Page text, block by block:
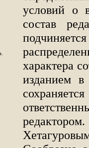
условий о
состав
характера
изданием в